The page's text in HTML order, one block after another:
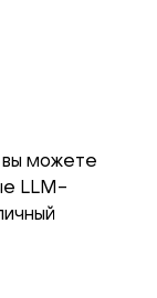
вы можете
LLM-